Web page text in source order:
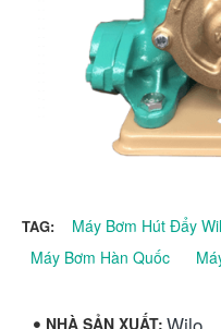
TAG: Máy Bơm Hút Đẩy
Máy Bơm Hàn Quốc
NHÀ SẢN XUẤT: